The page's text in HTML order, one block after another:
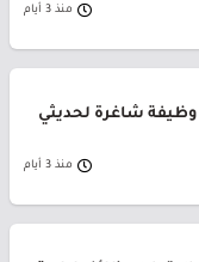
منذ 3 أيام
وظيفة شاغرة لحديثي
منذ 3 أيام